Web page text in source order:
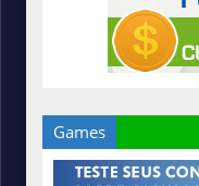
Games